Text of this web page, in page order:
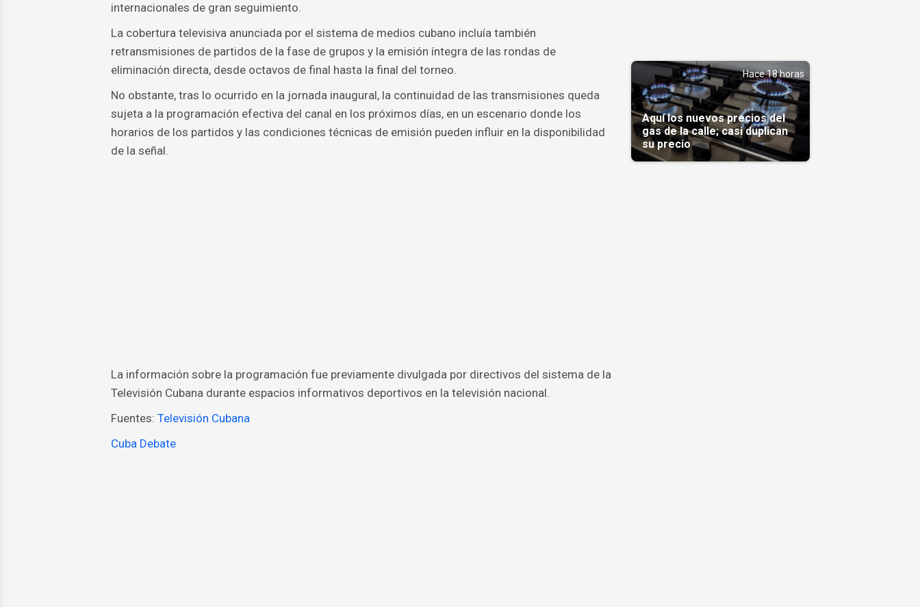
internacionales de gran seguimiento.
La cobertura televisiva anunciada por el sistema de medios cubano incluía también
retransmisiones de partidos de la fase de grupos y la emisión íntegra de las rondas de
eliminación directa, desde octavos de final hasta la final del torneo.
No obstante, tras lo ocurrido en la jornada inaugural, la continuidad de las transmisiones queda
sujeta a la programación efectiva del canal en los próximos días, en un escenario donde los
horarios de los partidos y las condiciones técnicas de emisión pueden influir en la disponibilidad
de la señal.
La información sobre la programación fue previamente divulgada por directivos del sistema de la
Televisión Cubana durante espacios informativos deportivos en la televisión nacional.
Fuentes: Televisión Cubana
Cuba Debate
Hace 18 horas
Aquí los nuevos precios del
gas de la calle; casi duplican
su precio